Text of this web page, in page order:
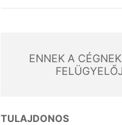
ENNEK A
TULAJDONOS